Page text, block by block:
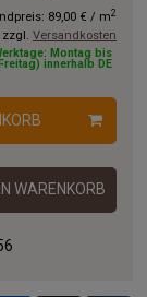
89,00 € / m2
zzgl. Versandkosten
Montag bis
innerhalb DE
WARENKORB